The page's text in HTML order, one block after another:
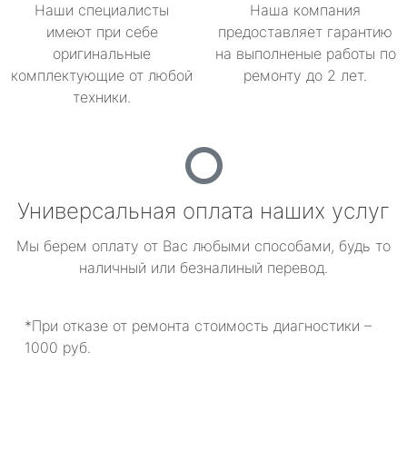
Наши специалисты
имеют при себе
оригинальные
комплектующие от любой
техники.
Наша компания
предоставляет гарантию
на выполненые работы по
ремонту до 2 лет.
Универсальная оплата наших услуг
Мы берем оплату от Вас любыми способами, будь то
наличный или безналиный перевод.
*При отказе от ремонта стоимость диагностики –
1000 руб.